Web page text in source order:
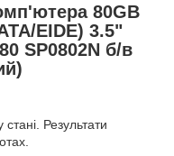
80GB
EIDE) 3.5"
SP0802N б/в
Результати